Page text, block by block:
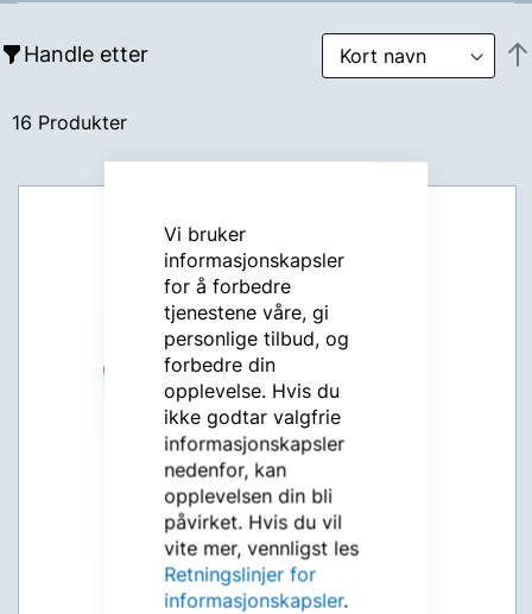
Vi bruker
informasjonskapsler
for å forbedre
tjenestene våre, gi
personlige tilbud, og
forbedre din
opplevelse. Hvis du
ikke godtar valgfrie
informasjonskapsler
nedenfor, kan
opplevelsen din bli
påvirket. Hvis du vil
vite mer, vennligst les
Retningslinjer for
informasjonskapsler.
Handle etter
16 Produkter